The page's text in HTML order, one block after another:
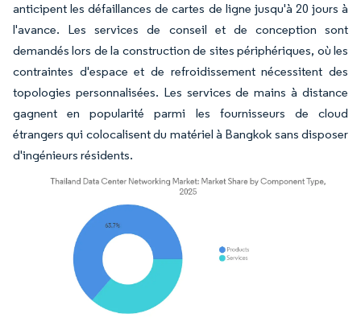
anticipent les défaillances de cartes de ligne jusqu'à 20 jours à
l'avance. Les services de conseil et de conception sont
demandés lors de la construction de sites périphériques, où les
contraintes d'espace et de refroidissement nécessitent des
topologies personnalisées. Les services de mains à distance
gagnent en popularité parmi les fournisseurs de cloud
étrangers qui colocalisent du matériel à Bangkok sans disposer
d'ingénieurs résidents.